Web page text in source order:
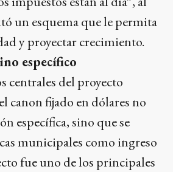
un esquema que le permita
y proyectar crecimiento.
específico
centrales del proyecto
canon fijado en dólares no
específica, sino que se
municipales como ingreso
fue uno de los principales